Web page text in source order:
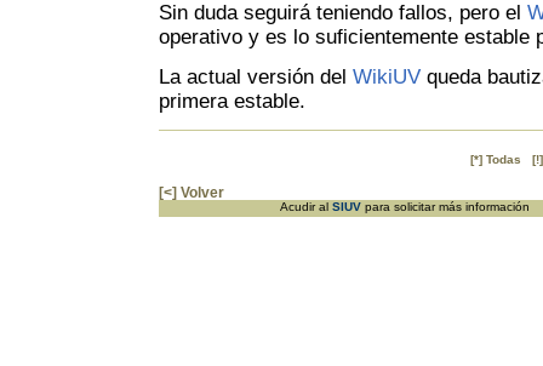
Sin duda seguirá teniendo fallos, pero el
operativo y es lo suficientemente estable
La actual versión del WikiUVqueda
primera estable.
[*] Todas
[<] Volver
Acudir alSIUV para solicitar más